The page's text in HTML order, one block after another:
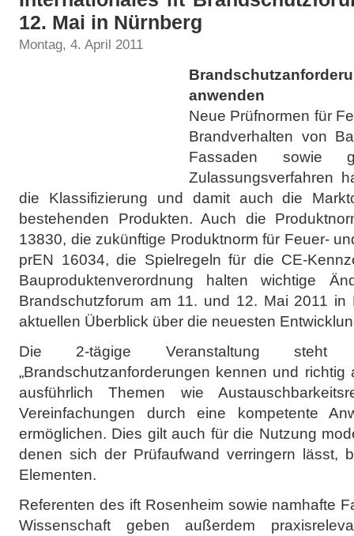
12. Mai in Nürnberg
Montag, 4. April 2011
anwenden
Neue Prüfnormen für
Brandverhalten von
Fassaden sowie
Zulassungsverfahren
die Klassifizierung und damit auch die
bestehenden Produkten. Auch die
13830, die zukünftige Produktnorm für Feuer-
prEN 16034, die Spielregeln für die CE-
Bauproduktenverordnung halten wichtige
Brandschutzforum am 11. und 12. Mai 2011 in
aktuellen Überblick über die neuesten
Die 2-tägige Veranstaltung
„Brandschutzanforderungen kennen und richtig
ausführlich Themen wie
Vereinfachungen durch eine kompetente
ermöglichen. Dies gilt auch für die Nutzung
denen sich der Prüfaufwand verringern lässt,
Elementen.
Referenten des ift Rosenheim sowie namhafte
Wissenschaft geben außerdem